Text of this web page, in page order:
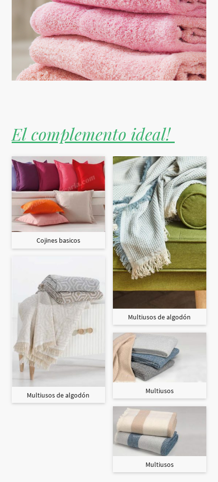
El complemento ideal!
Cojines basicos
Multiusos de algodón
Multiusos de algodón
Multiusos
Multiusos